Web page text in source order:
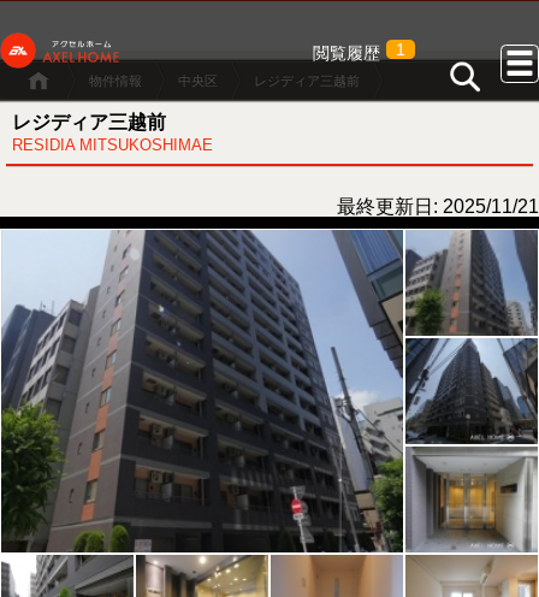
閲覧履歴 1
物件情報 中央区 レジディア三越前
レジディア三越前
RESIDIA MITSUKOSHIMAE
最終更新日: 2025/11/21